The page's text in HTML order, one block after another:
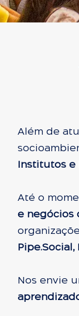
Além de
Institutos e
Até o
e negócios
Pipe.Social,
Nos envie